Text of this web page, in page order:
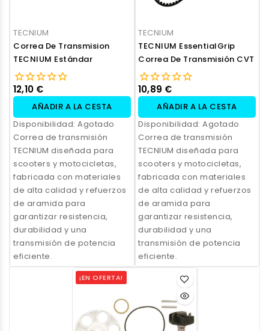
TECNIUM
Correa De Transmision
TECNIUM Estándar
12,10 €
AÑADIR A LA CESTA
Disponibilidad: Agotado
Correa de transmisión
TECNIUM diseñada para
scooters y motocicletas,
fabricada con materiales
de alta calidad y refuerzos
de aramida para
garantizar resistencia,
durabilidad y una
transmisión de potencia
eficiente.
TECNIUM
TECNIUM EssentialGrip
Correa De Transmisión CVT
10,89 €
AÑADIR A LA CESTA
Disponibilidad: Agotado
Correa de transmisión
TECNIUM diseñada para
scooters y motocicletas,
fabricada con materiales
de alta calidad y refuerzos
de aramida para
garantizar resistencia,
durabilidad y una
transmisión de potencia
eficiente.
¡EN OFERTA!